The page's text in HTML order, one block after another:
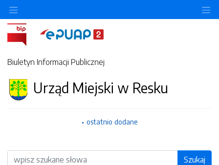
Biuletyn Informacji Publicznej
Urząd Miejski w Resku
ostatnio dodane
Wyszukiwarka Szukaj